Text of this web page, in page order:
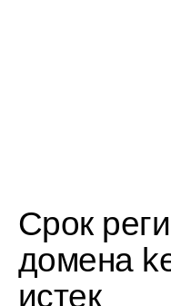
Срок
домена
истек